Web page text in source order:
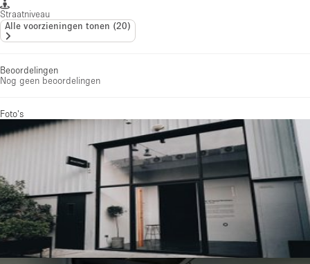
Straatniveau
Alle voorzieningen tonen (20)
Beoordelingen
Nog geen beoordelingen
Foto's